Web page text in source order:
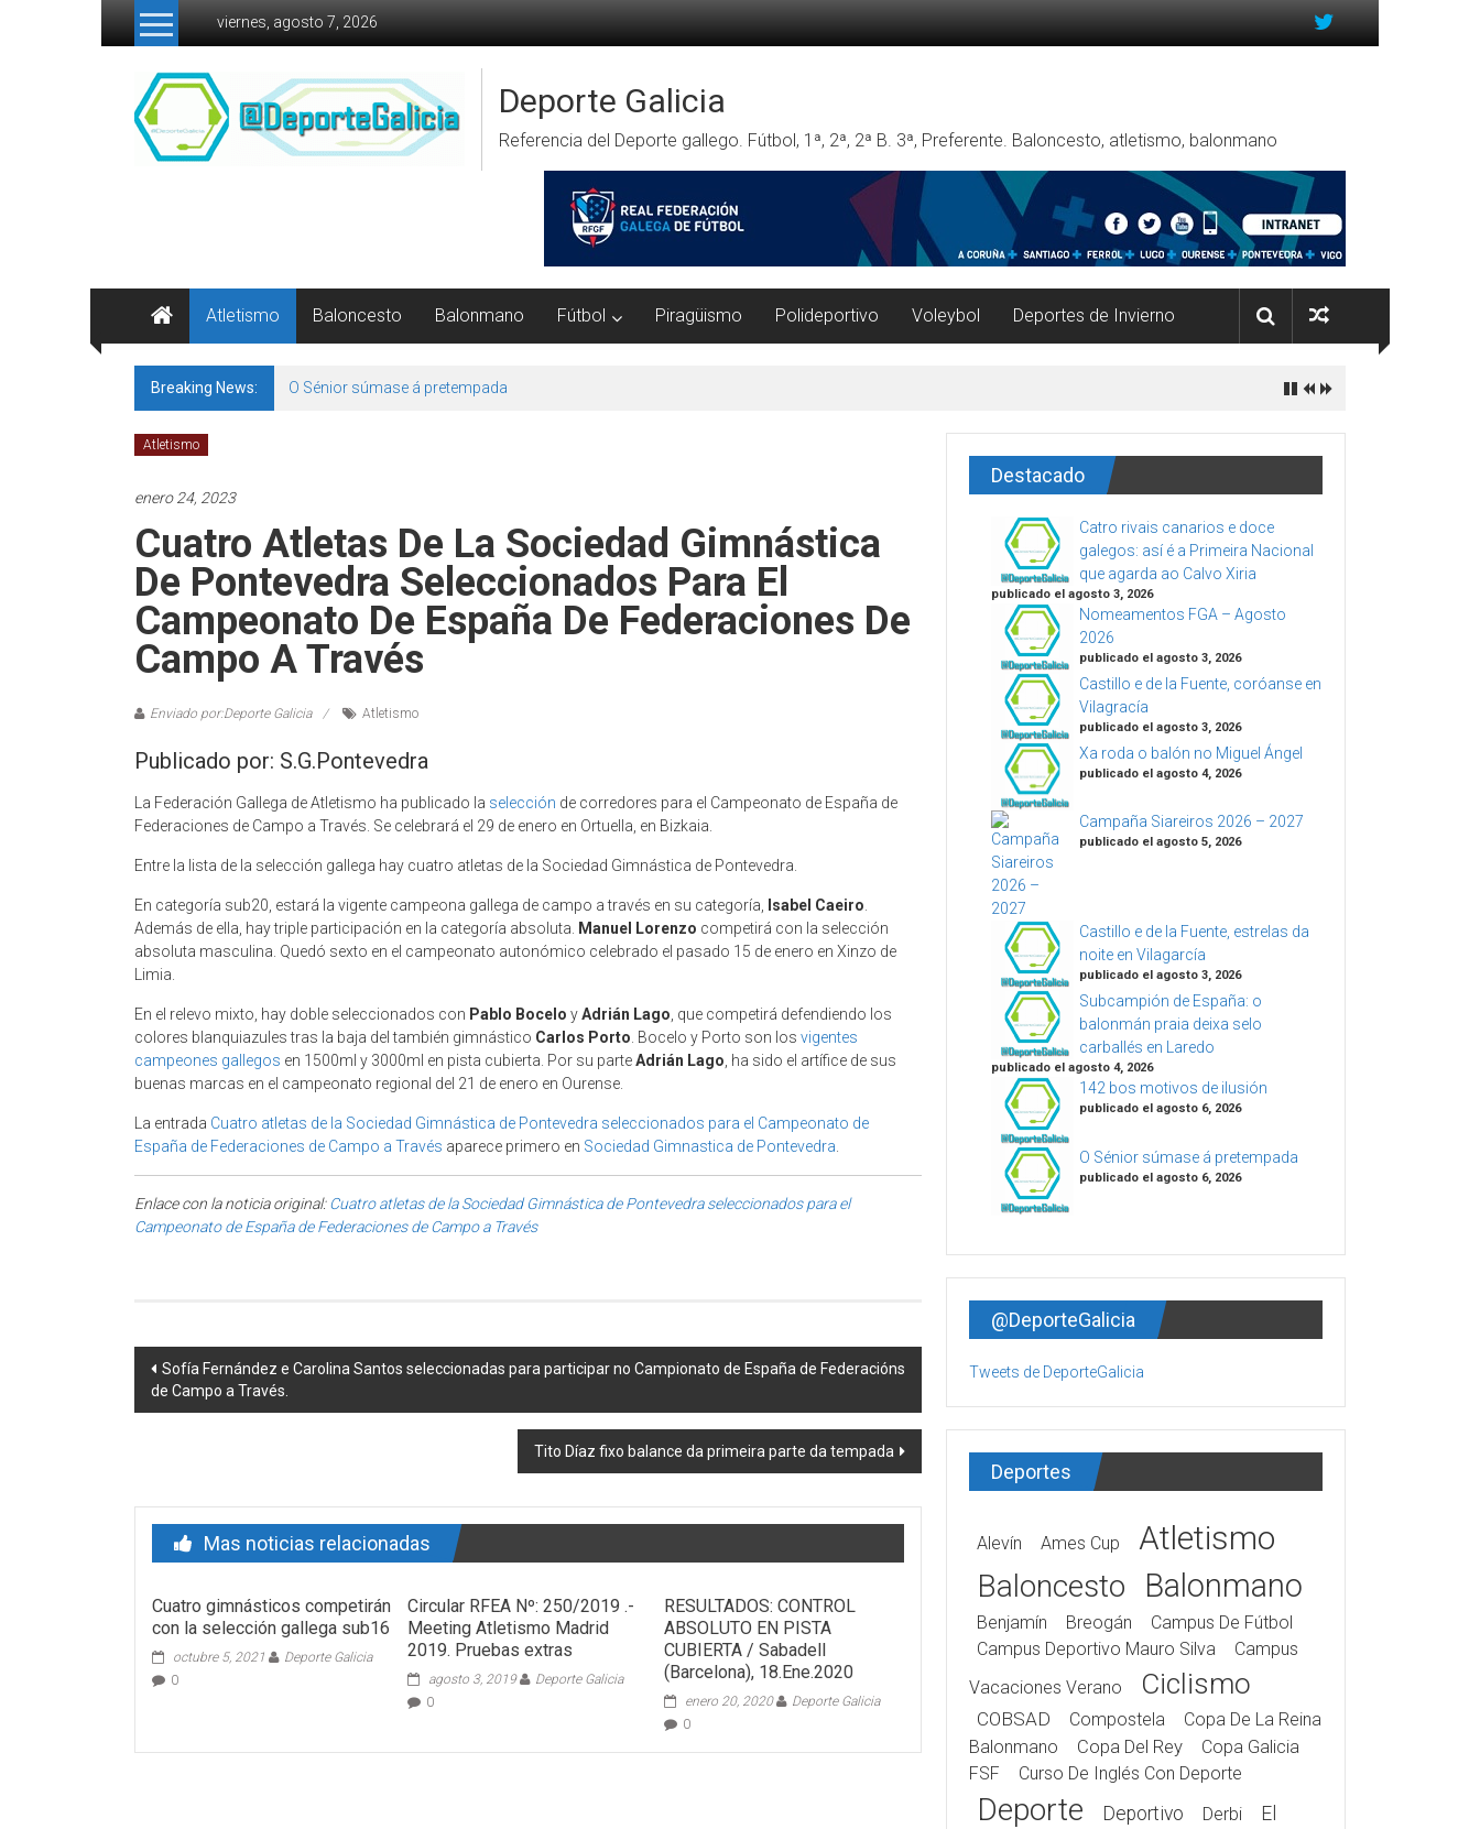
Skip to content
viernes, agosto 7, 2026
Deporte Galicia
Referencia del Deporte gallego. Fútbol, 1ª, 2ª, 2ª B. 3ª, Preferente. Baloncesto, atletismo, balonmano
Atletismo Baloncesto Balonmano Fútbol Piragüismo Polideportivo Voleybol Deportes de Invierno
Breaking News: O Sénior súmase á pretempada
Atletismo
enero 24, 2023
Cuatro Atletas De La Sociedad Gimnástica
De Pontevedra Seleccionados Para El
Campeonato De España De Federaciones De
Campo A Través
Enviado por:Deporte Galicia Atletismo
Publicado por: S.G.Pontevedra
La Federación Gallega de Atletismo ha publicado la selección de corredores para el Campeonato de España de
Federaciones de Campo a Través. Se celebrará el 29 de enero en Ortuella, en Bizkaia.
Entre la lista de la selección gallega hay cuatro atletas de la Sociedad Gimnástica de Pontevedra.
En categoría sub20, estará la vigente campeona gallega de campo a través en su categoría, Isabel Caeiro
Además de ella, hay triple participación en la categoría absoluta.
Manuel Lorenzo competirá con la selección
absoluta masculina. Quedó sexto en el campeonato autonómico celebrado el pasado 15 de enero en Xinzo de
Limia.
En el relevo mixto, hay doble seleccionados con Pablo Bocelo yAdrián Lago , que competirá defendiendo los
colores blanquiazules tras la baja del también gimnástico Carlos Porto . Bocelo y Porto son los vigentes
campeones gallegos en 1500ml y 3000ml en pista cubierta. Por su parteAdrián Lago , ha sido el artífice de sus
buenas marcas en el campeonato regional del 21 de enero en Ourense.
La entrada Cuatro atletas de la Sociedad Gimnástica de Pontevedra seleccionados para el Campeonato de
España de Federaciones de Campo a Través aparece primero en Sociedad Gimnastica de Pontevedra
Enlace con la noticia original:Cuatro atletas de la Sociedad Gimnástica de Pontevedra seleccionados para el
Campeonato de España de Federaciones de Campo a Través
Post navigation
Sofía Fernández e Carolina Santos seleccionadas para participar no Campionato de España de Federacións
de Campo a Través.
Tito Díaz fixo balance da primeira parte da tempada
Mas noticias relacionadas
Cuatro gimnásticos competirán
con la selección gallega sub16
octubre 5, 2021
Deporte Galicia
0
Circular RFEA Nº: 250/2019 .-
Meeting Atletismo Madrid
2019. Pruebas extras
agosto 3, 2019
Deporte Galicia
0
RESULTADOS: CONTROL
ABSOLUTO EN PISTA
CUBIERTA / Sabadell
(Barcelona), 18.Ene.2020
enero 20, 2020
Deporte Galicia
0
Destacado
Catro rivais canarios e doce
galegos: así é a Primeira Nacional
que agarda ao Calvo Xiria
publicado el agosto 3, 2026
Nomeamentos FGA – Agosto
2026
publicado el agosto 3, 2026
Castillo e de la Fuente, coróanse en
Vilagracía
publicado el agosto 3, 2026
Xa roda o balón no Miguel Ángel
publicado el agosto 4, 2026
Campaña Siareiros 2026 – 2027
publicado el agosto 5, 2026
Castillo e de la Fuente, estrelas da
noite en Vilagarcía
publicado el agosto 3, 2026
Subcampión de España: o
balonmán praia deixa selo
carballés en Laredo
publicado el agosto 4, 2026
142 bos motivos de ilusión
publicado el agosto 6, 2026
O Sénior súmase á pretempada
publicado el agosto 6, 2026
@DeporteGalicia
Tweets de DeporteGalicia
Deportes
Alevín Ames Cup Atletismo
Baloncesto Balonmano
Benjamín Breogán
Campus De Fútbol
Campus Deportivo Mauro Silva
Campus
Vacaciones Verano
Ciclismo
COBSAD Compostela
Copa De La Reina
Balonmano
Copa Del Rey
Copa Galicia
FSF
Curso De Inglés Con Deporte
Deporte Deportivo Derbi El